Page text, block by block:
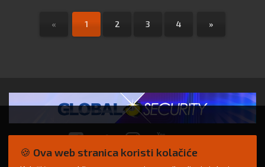
« 1 2 3 4 »
🍪 Ova web stranica koristi kolačiće